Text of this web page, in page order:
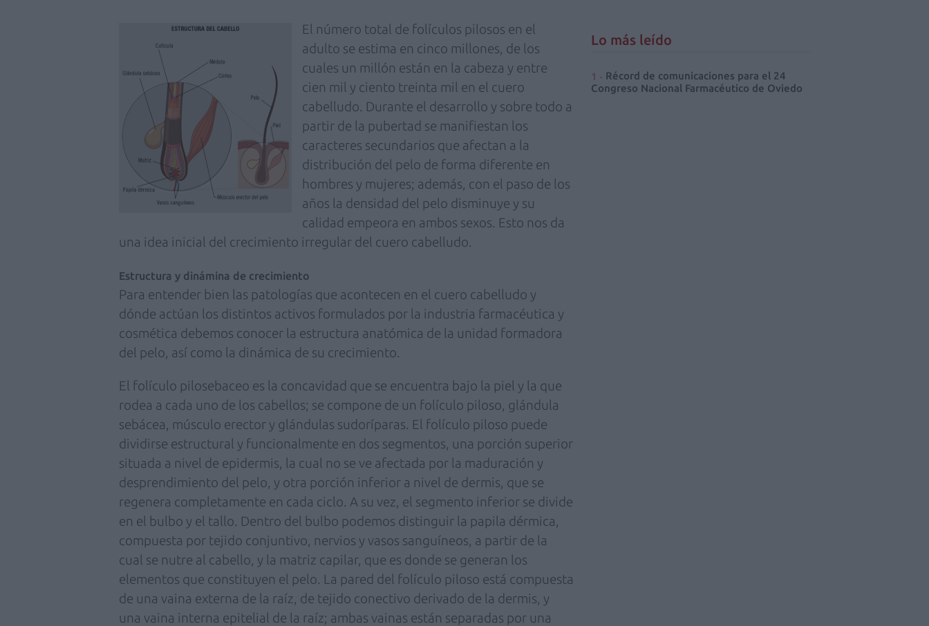
El número total de folículos pilosos en el
adulto se estima en cinco millones, de los
cuales un millón están en la cabeza y entre
cien mil y ciento treinta mil en el cuero
cabelludo. Durante el desarrollo y sobre todo a
partir de la pubertad se manifiestan los
caracteres secundarios que afectan a la
distribución del pelo de forma diferente en
hombres y mujeres; además, con el paso de los
años la densidad del pelo disminuye y su
calidad empeora en ambos sexos. Esto nos da
una idea inicial del crecimiento irregular del cuero cabelludo.
Estructura y dinámina de crecimiento
Para entender bien las patologías que acontecen en el cuero cabelludo y
dónde actúan los distintos activos formulados por la industria farmacéutica y
cosmética debemos conocer la estructura anatómica de la unidad formadora
del pelo, así como la dinámica de su crecimiento.
El folículo pilosebaceo es la concavidad que se encuentra bajo la piel y la que
rodea a cada uno de los cabellos; se compone de un folículo piloso, glándula
sebácea, músculo erector y glándulas sudoríparas. El folículo piloso puede
dividirse estructural y funcionalmente en dos segmentos, una porción superior
situada a nivel de epidermis, la cual no se ve afectada por la maduración y
desprendimiento del pelo, y otra porción inferior a nivel de dermis, que se
regenera completamente en cada ciclo. A su vez, el segmento inferior se divide
en el bulbo y el tallo. Dentro del bulbo podemos distinguir la papila dérmica,
compuesta por tejido conjuntivo, nervios y vasos sanguíneos, a partir de la
cual se nutre al cabello, y la matriz capilar, que es donde se generan los
elementos que constituyen el pelo. La pared del folículo piloso está compuesta
de una vaina externa de la raíz, de tejido conectivo derivado de la dermis, y
una vaina interna epitelial de la raíz; ambas vainas están separadas por una
Lo más leído
Récord de comunicaciones para el 24
Congreso Nacional Farmacéutico de Oviedo